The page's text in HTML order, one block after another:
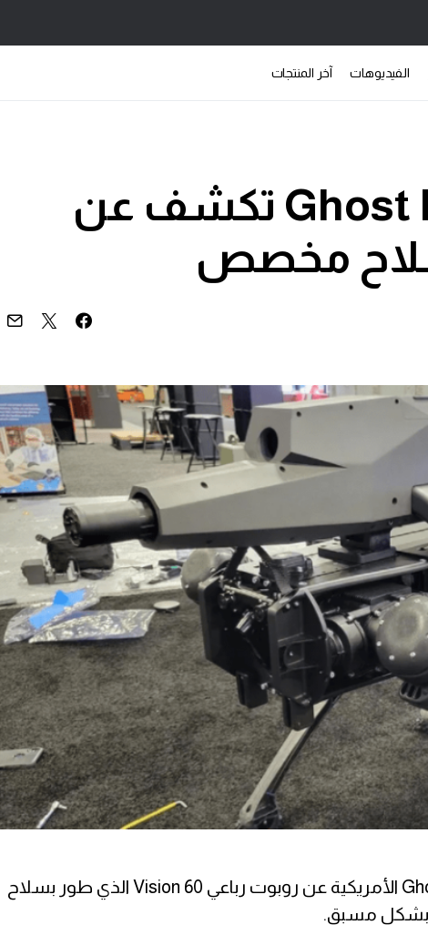
الفيديوهات آخر المنتجات
شركة Ghost Robotics تكشف عن
مخصص
كشفت شركة Ghost Robotics الأمريكية عن روبوت رباعي Vision 60 الذي طور بسلاح
مسبق.